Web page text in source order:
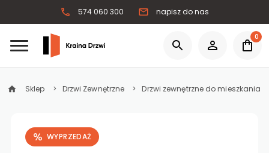
574 060 300 napisz do nas
0
Sklep Drzwi Zewnętrzne Drzwi zewnętrzne do mieszkania
WYPRZEDAŻ